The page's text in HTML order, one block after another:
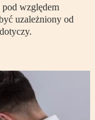
względem
uzależniony od